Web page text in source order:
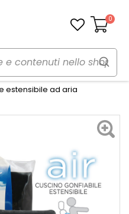
Carrello
0
e comfort
estensibile ad aria